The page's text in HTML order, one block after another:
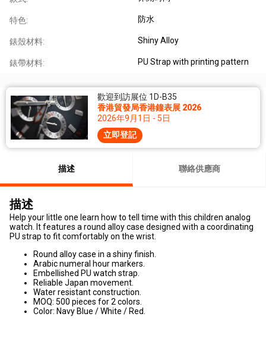
特色: 防水
錶殼材料: Shiny Alloy
錶帶材料: PU Strap with printing pattern
歡迎到訪展位 1D-B35
香港貿發局香港鐘表展 2026
2026年9月1日 - 5日
立即登記
描述 聯絡供應商
描述
Help your little one learn how to tell time with this children analog
watch. It features a round alloy case designed with a coordinating
PU strap to fit comfortably on the wrist.
Round alloy case in a shiny finish.
Arabic numeral hour markers.
Embellished PU watch strap.
Reliable Japan movement.
Water resistant construction.
MOQ: 500 pieces for 2 colors.
Color: Navy Blue / White / Red.